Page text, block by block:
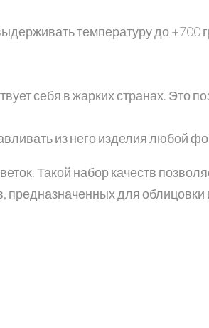
температуру до +700
себя в жарких странах. Это
из него изделия любой
Такой набор качеств
для облицовки